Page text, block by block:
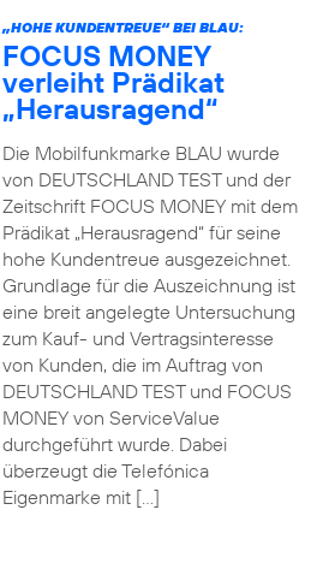
„HOHE KUNDENTREUE“ BEI BLAU:
FOCUS MONEY
verleiht Prädikat
„Herausragend“
Die Mobilfunkmarke BLAU wurde
von DEUTSCHLAND TEST und der
Zeitschrift FOCUS MONEY mit dem
Prädikat „Herausragend“ für seine
hohe Kundentreue ausgezeichnet.
Grundlage für die Auszeichnung ist
eine breit angelegte Untersuchung
zum Kauf- und Vertragsinteresse
von Kunden, die im Auftrag von
DEUTSCHLAND TEST und FOCUS
MONEY von ServiceValue
durchgeführt wurde. Dabei
überzeugt die Telefónica
Eigenmarke mit […]